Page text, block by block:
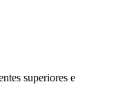
superiores e